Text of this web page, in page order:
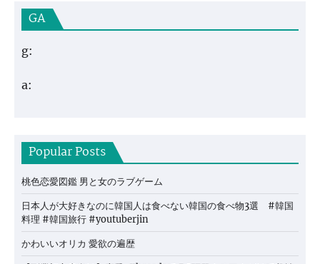
GA
g:
a:
Popular Posts
桃色恋愛図鑑 男と女のラブゲーム
日本人が大好きなのに韓国人は食べない韓国の食べ物3選 #韓国
料理 #韓国旅行 #youtuberjin
かわいいオリカ 愛欲の遍歴